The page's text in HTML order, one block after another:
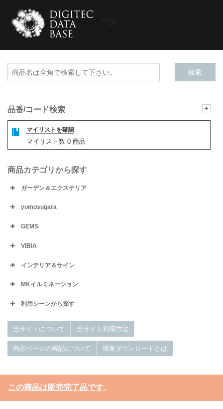
品番/コード検索
マイリストを確認
マイリスト数 0 商品
商品カテゴリから探す
ガーデン＆エクステリア
yomosugara
GEMS
VIBIA
インテリア＆サイン
MKイルミネーション
利用シーンから探す
当サイトについて 当サイト利用方法
商品ページの表記について 簡単ダウンロードとは
この商品は販売完了品です。